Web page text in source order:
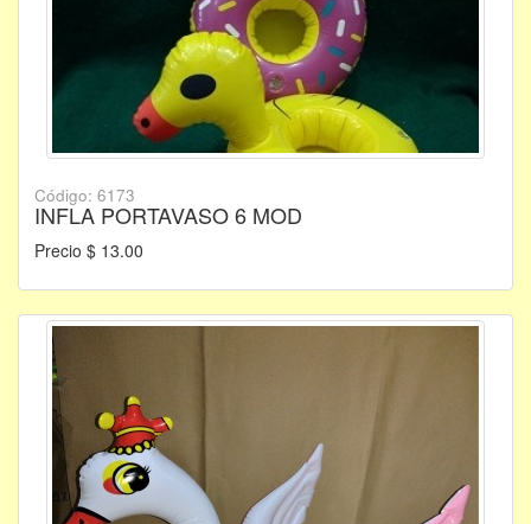
Código: 6173
INFLA PORTAVASO 6 MOD
Precio $ 13.00